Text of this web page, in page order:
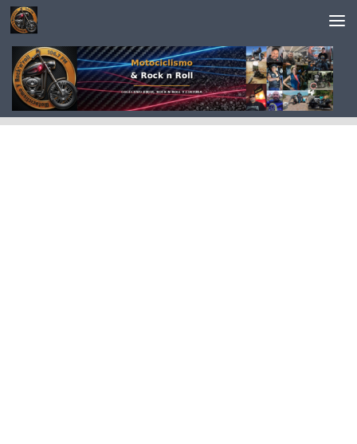
Saltar al contenido